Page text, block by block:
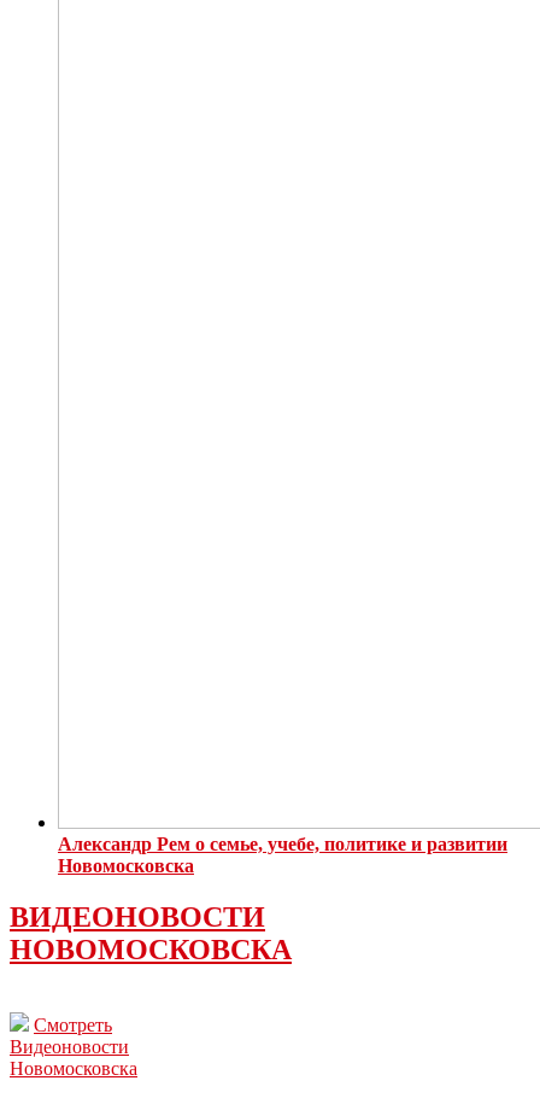
Александр Рем о семье, учебе, политике и развитии
Новомосковска
ВИДЕОНОВОСТИ
НОВОМОСКОВСКА
Смотреть
Видеоновости
Новомосковска